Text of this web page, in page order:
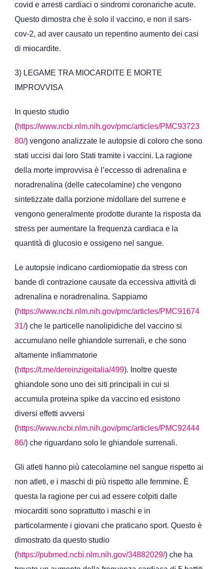
covid e arresti cardiaci o sindromi coronariche acute.
Questo dimostra che è solo il vaccino, e non il sars-
cov-2, ad aver causato un repentino aumento dei casi
di miocardite.
3) LEGAME TRA MIOCARDITE E MORTE
IMPROVVISA
In questo studio
(https://www.ncbi.nlm.nih.gov/pmc/articles/PMC93723
80/) vengono analizzate le autopsie di coloro che sono
stati uccisi dai loro Stati tramite i vaccini. La ragione
della morte improvvisa è l’eccesso di adrenalina e
noradrenalina (delle catecolamine) che vengono
sintetizzate dalla porzione midollare del surrene e
vengono generalmente prodotte durante la risposta da
stress per aumentare la frequenza cardiaca e la
quantità di glucosio e ossigeno nel sangue.
Le autopsie indicano cardiomiopatie da stress con
bande di contrazione causate da eccessiva attività di
adrenalina e noradrenalina. Sappiamo
(https://www.ncbi.nlm.nih.gov/pmc/articles/PMC91674
31/) che le particelle nanolipidiche del vaccino si
accumulano nelle ghiandole surrenali, e che sono
altamente infiammatorie
(https://t.me/dereinzigeitalia/499). Inoltre queste
ghiandole sono uno dei siti principali in cui si
accumula proteina spike da vaccino ed esistono
diversi effetti avversi
(https://www.ncbi.nlm.nih.gov/pmc/articles/PMC92444
86/) che riguardano solo le ghiandole surrenali.
Gli atleti hanno più catecolamine nel sangue rispetto ai
non atleti, e i maschi di più rispetto alle femmine. È
questa la ragione per cui ad essere colpiti dalle
miocarditi sono soprattutto i maschi e in
particolarmente i giovani che praticano sport. Questo è
dimostrato da questo studio
(https://pubmed.ncbi.nlm.nih.gov/34882029/) che ha